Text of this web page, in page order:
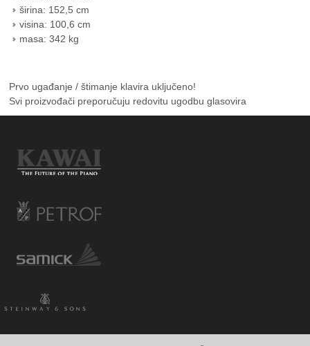
širina: 152,5 cm
visina: 100,6 cm
masa: 342 kg
Prvo ugađanje / štimanje klavira uključeno!
Svi proizvođači preporučuju redovitu ugodbu glasovira